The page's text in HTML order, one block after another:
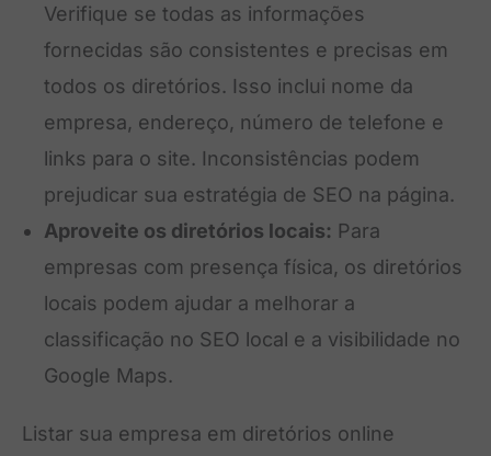
Verifique se todas as informações
fornecidas são consistentes e precisas em
todos os diretórios. Isso inclui nome da
empresa, endereço, número de telefone e
links para o site. Inconsistências podem
prejudicar sua estratégia de SEO na página.
Aproveite os diretórios locais: Para
empresas com presença física, os diretórios
locais podem ajudar a melhorar a
classificação no SEO local e a visibilidade no
Google Maps.
Listar sua empresa em diretórios online